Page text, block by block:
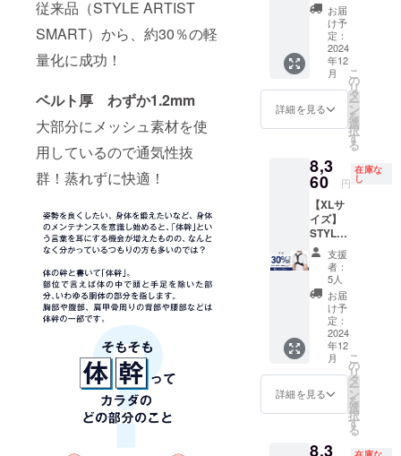
従来品（STYLE ARTIST
SMART）から、約30％の軽
量化に成功！
ベルト厚 わずか1.2mm
大部分にメッシュ素材を使
用しているので通気性抜
群！蒸れずに快適！
ンダー
バス
ト：74
～83cm
2個セッ
ト【超
早割
40％OF
F】 一
般販売
予定価
格
11,960
円（税
→【7,1
60円】
（税
込・送
料込）
[サ
イズ]
XLサイ
ズ ア
ンダー
バス
ト：84
～93cm
お届
け予
定：
2024
年12
月
詳細を見る
こ
の
リ
タ
ー
ン
を
選
択
す
る
8,3
60 円
在庫な
し
【XLサ
イズ】
STYLE
ARTIST
SMART
LIGHT×
2個セッ
ト【早
30％OF
F】 一
般販売
予定価
格
11,960
円（税
→【8,3
支援
者：
5人
お届
け予
定：
2024
年12
月
詳細を見る
こ
の
リ
タ
ー
ン
を
選
択
す
る
8,3